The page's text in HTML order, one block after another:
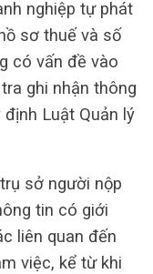
nghiệp tự phát
sơ thuế và số
có vấn đề vào
ghi nhận thông
Luật Quản lý
sở người nộp
tin có giới
liên quan đến
việc, kể từ khi